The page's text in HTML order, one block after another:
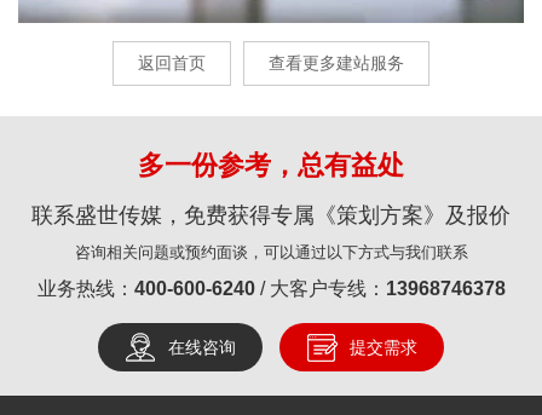
返回首页 查看更多建站服务
多一份参考，总有益处
联系盛世传媒，免费获得专属《策划方案》及报价
咨询相关问题或预约面谈，可以通过以下方式与我们联系
业务热线： 400-600-6240/ 大客户专线： 13968746378
在线咨询 提交需求